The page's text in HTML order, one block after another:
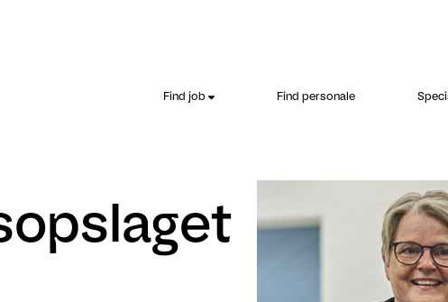
Find job Find personale